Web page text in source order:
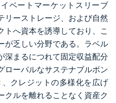
ベートマーケットスリーブ
リーストレージ、および自然
トへ資本を誘導しており、こ
が乏しい分野である。ラベル
深まるにつれて固定収益配分
ローバルなサステナブルボン
、クレジットの多様化を広げ
クルを離れることなく資産ク